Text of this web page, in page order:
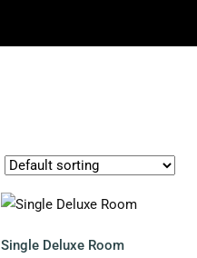
Single Deluxe Room